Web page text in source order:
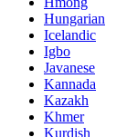
Hungarian
Icelandic
Igbo
Javanese
Kannada
Kazakh
Khmer
Kurdish